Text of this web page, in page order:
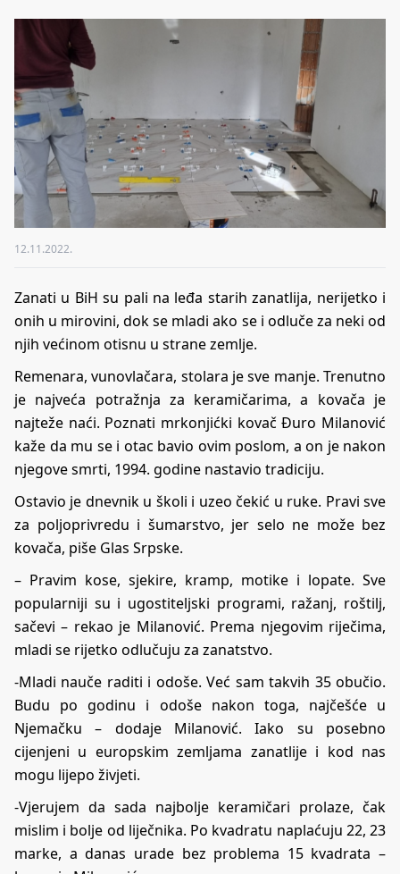
12.11.2022.
Zanati u BiH su pali na leđa starih zanatlija, nerijetko i
onih u mirovini, dok se mladi ako se i odluče za neki od
njih većinom otisnu u strane zemlje.
Remenara, vunovlačara, stolara je sve manje. Trenutno
je najveća potražnja za keramičarima, a kovača je
najteže naći. Poznati mrkonjićki kovač Đuro Milanović
kaže da mu se i otac bavio ovim poslom, a on je nakon
njegove smrti, 1994. godine nastavio tradiciju.
Ostavio je dnevnik u školi i uzeo čekić u ruke. Pravi sve
za poljoprivredu i šumarstvo, jer selo ne može bez
kovača, piše Glas Srpske.
– Pravim kose, sjekire, kramp, motike i lopate. Sve
popularniji su i ugostiteljski programi, ražanj, roštilj,
sačevi – rekao je Milanović. Prema njegovim riječima,
mladi se rijetko odlučuju za zanatstvo.
-Mladi nauče raditi i odoše. Već sam takvih 35 obučio.
Budu po godinu i odoše nakon toga, najčešće u
Njemačku – dodaje Milanović. Iako su posebno
cijenjeni u europskim zemljama zanatlije i kod nas
mogu lijepo živjeti.
-Vjerujem da sada najbolje keramičari prolaze, čak
mislim i bolje od liječnika. Po kvadratu naplaćuju 22, 23
marke, a danas urade bez problema 15 kvadrata –